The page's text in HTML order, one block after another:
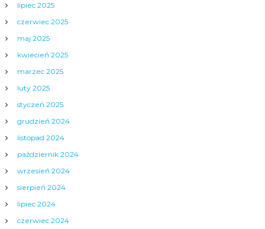
lipiec 2025
czerwiec 2025
maj 2025
kwiecień 2025
marzec 2025
luty 2025
styczeń 2025
grudzień 2024
listopad 2024
październik 2024
wrzesień 2024
sierpień 2024
lipiec 2024
czerwiec 2024